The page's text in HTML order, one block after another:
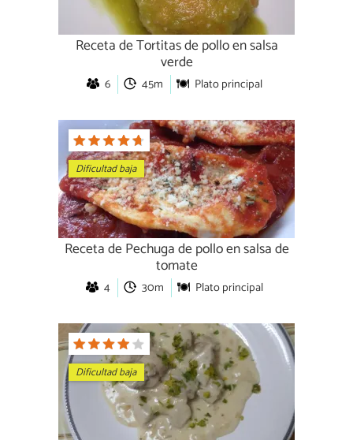
Receta de Tortitas de pollo en salsa
verde
6 45m Plato principal
Dificultad baja
Receta de Pechuga de pollo en salsa de
tomate
4 30m Plato principal
Dificultad baja